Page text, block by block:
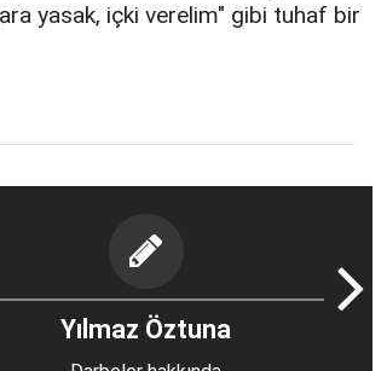
yasak, içki verelim" gibi tuhaf bir
Yılmaz Öztuna